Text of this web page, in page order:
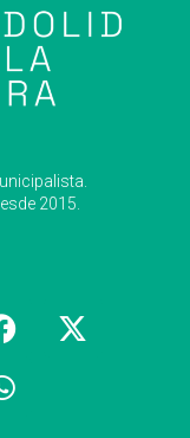
2015.